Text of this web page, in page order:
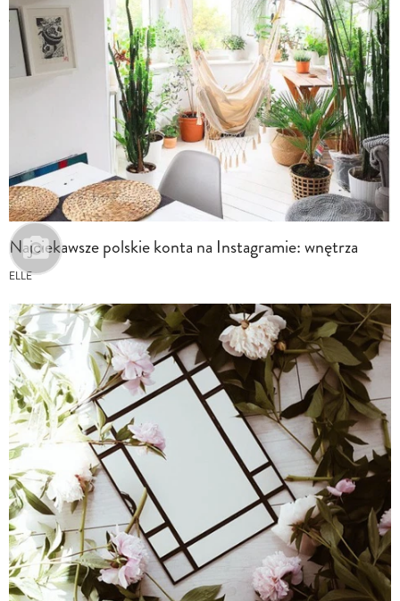
Najciekawsze polskie konta na Instagramie: wnętrza
ELLE